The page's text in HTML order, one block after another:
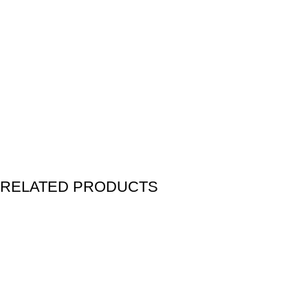
RELATED PRODUCTS